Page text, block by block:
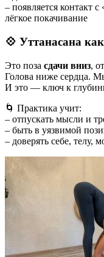
– появляется контакт
лёгкое покачивание
💠 Уттанасана
Это поза сдачи вниз,
Голова ниже сердца.
И это — ключ к
🌀 Практика учит:
– отпускать мысли и
– быть в уязвимой
– доверять себе, телу,